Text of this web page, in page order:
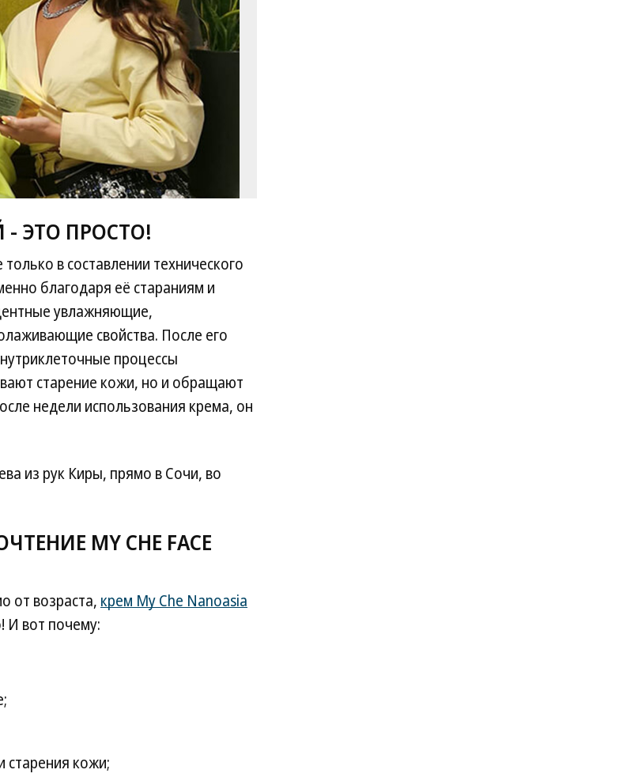
- ЭТО ПРОСТО!
в составлении технического
благодаря её стараниям и
увлажняющие,
свойства. После его
процессы
старение кожи, но и обращают
недели использования крема, он
из рук Киры, прямо в Сочи, во
MY CHE FACE
от возраста, крем My Che Nanoasia
И вот почему:
старения кожи;